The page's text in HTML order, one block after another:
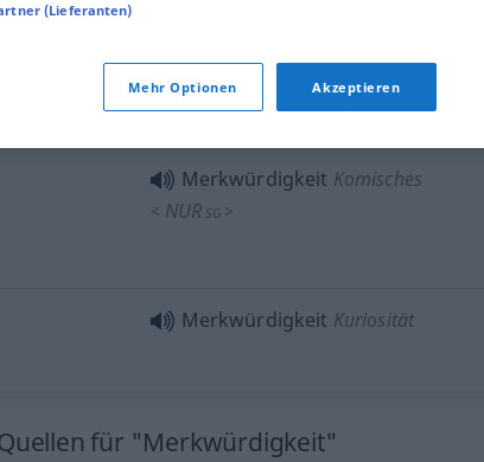
Merkwürdigkeit Komisches
< NUR SG >
Merkwürdigkeit Kuriosität
für "Merkwürdigkeit"
(Lieferanten)
Mehr Optionen Akzeptieren